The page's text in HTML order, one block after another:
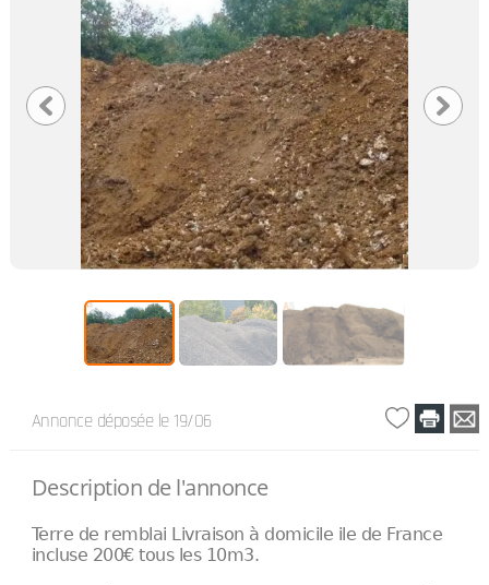
Annonce déposée le 19/06
Description de l'annonce
Terre de remblai Livraison à domicile ile de France
incluse 200€ tous les 10m3.